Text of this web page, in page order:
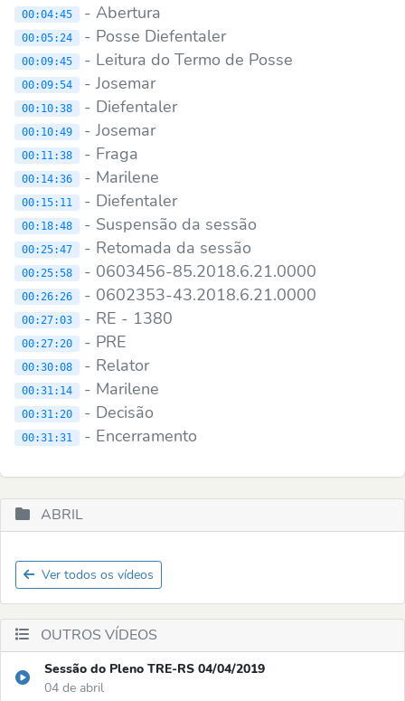
00:04:45 - Abertura
00:05:24 - Posse Diefentaler
00:09:45 - Leitura do Termo de Posse
00:09:54 - Josemar
00:10:38 - Diefentaler
00:10:49 - Josemar
00:11:38 - Fraga
00:14:36 - Marilene
00:15:11 - Diefentaler
00:18:48 - Suspensão da sessão
00:25:47 - Retomada da sessão
00:25:58 - 0603456-85.2018.6.21.0000
00:26:26 - 0602353-43.2018.6.21.0000
00:27:03 - RE - 1380
00:27:20 - PRE
00:30:08 - Relator
00:31:14 - Marilene
00:31:20 - Decisão
00:31:31 - Encerramento
ABRIL
Ver todos os vídeos
OUTROS VÍDEOS
Sessão do Pleno TRE-RS 04/04/2019
04 de abril